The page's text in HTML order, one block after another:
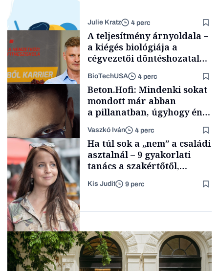
Smart habits
Julie Kratz 4 perc
Content Lab HUB
A teljesítmény árnyoldala –
a kiégés biológiája a
cégvezetői döntéshozatal
BioTechUSA 4 perc
Forbes-sztori
Beton.Hofi: Mindenki sokat
mondott már abban
a pillanatban, úgyhogy én
a legsarkosabb
gondolataimat akartam
kimondani
Vaszkó Iván 4 perc
Gasztró
Ha túl sok a „nem” a családi
asztalnál – 9 gyakorlati
tanács a szakértőtől,
hogyan legyünk jól etető
szülők
Kis Judit 9 perc